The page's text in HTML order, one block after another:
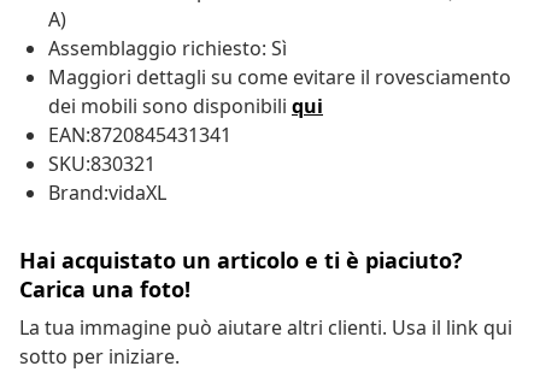
A)
Assemblaggio richiesto: Sì
Maggiori dettagli su come evitare il rovesciamento
dei mobili sono disponibili qui
EAN:8720845431341
SKU:830321
Brand:vidaXL
Hai acquistato un articolo e ti è piaciuto?
Carica una foto!
La tua immagine può aiutare altri clienti. Usa il link qui
sotto per iniziare.